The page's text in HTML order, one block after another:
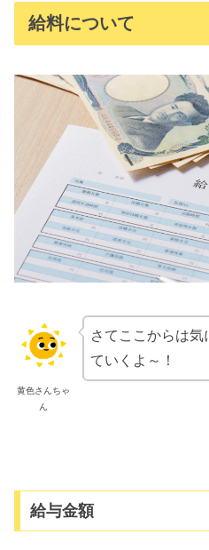
給料について
黄色さんちゃ
ん
さてここからは
ていくよ～！
給与金額